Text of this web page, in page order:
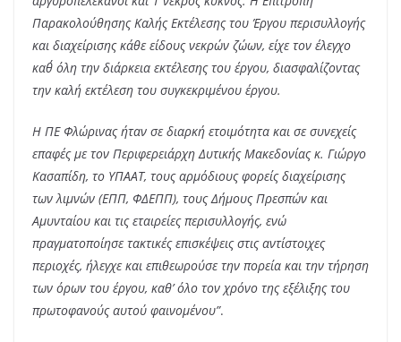
Παρακολούθησης Καλής Εκτέλεσης του Έργου περισυλλογής
και διαχείρισης κάθε είδους νεκρών ζώων, είχε τον έλεγχο
καθ΄ όλη την διάρκεια εκτέλεσης του έργου, διασφαλίζοντας
την καλή εκτέλεση του συγκεκριμένου έργου.
Η ΠΕ Φλώρινας ήταν σε διαρκή ετοιμότητα και σε συνεχείς
επαφές με τον Περιφερειάρχη Δυτικής Μακεδονίας κ. Γιώργο
Κασαπίδη, το ΥΠΑΑΤ, τους αρμόδιους φορείς διαχείρισης
των λιμνών (ΕΠΠ, ΦΔΕΠΠ), τους Δήμους Πρεσπών και
Αμυνταίου και τις εταιρείες περισυλλογής, ενώ
πραγματοποίησε τακτικές επισκέψεις στις αντίστοιχες
περιοχές, ήλεγχε και επιθεωρούσε την πορεία και την τήρηση
των όρων του έργου, καθ’ όλο τον χρόνο της εξέλιξης του
πρωτοφανούς αυτού φαινομένου”.